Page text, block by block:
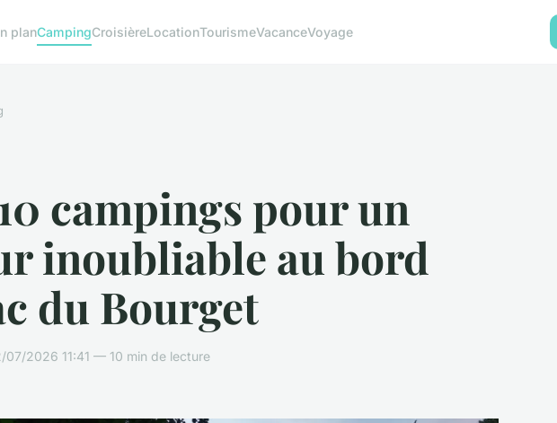
planCampingCroisièreLocationTourismeVacanceVoyage
campings pour un
inoubliable au bord
du Bourget
2026 11:41 — 10 min de lecture